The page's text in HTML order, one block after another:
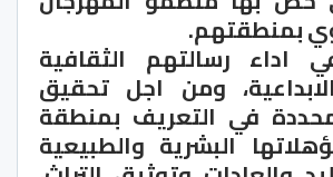
بمنطقتهم.
اداء رسالتهم الثقافية
ومن اجل تحقيق
في التعريف بمنطقة
البشرية والطبيعية